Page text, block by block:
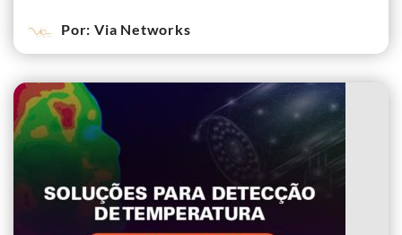
Por: Via Networks